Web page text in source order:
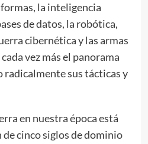
la inteligencia
de datos, la robótica,
cibernética y las armas
vez más el panorama
sus tácticas y
en nuestra época está
cinco siglos de dominio